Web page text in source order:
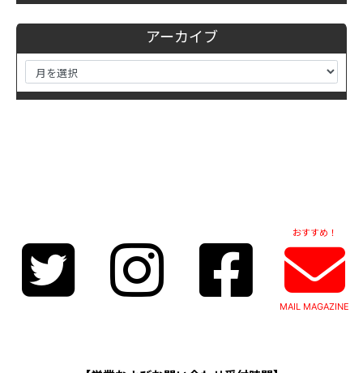
アーカイブ
おすすめ！
MAIL MAGAZINE